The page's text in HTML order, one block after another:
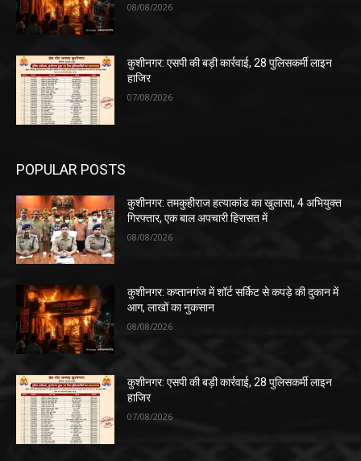
08/08/2026
कुशीनगर: एसपी की बड़ी कार्रवाई, 28 पुलिसकर्मी लाइन
हाजिर
07/08/2026
POPULAR POSTS
कुशीनगर: तमकुहीराज हत्याकांड का खुलासा, 4 अभियुक्त
गिरफ्तार, एक बाल अपचारी हिरासत में
08/08/2026
कुशीनगर: कप्तानगंज में शॉर्ट सर्किट से कपड़े की दुकान में
आग, लाखों का नुकसान
08/08/2026
कुशीनगर: एसपी की बड़ी कार्रवाई, 28 पुलिसकर्मी लाइन
हाजिर
07/08/2026